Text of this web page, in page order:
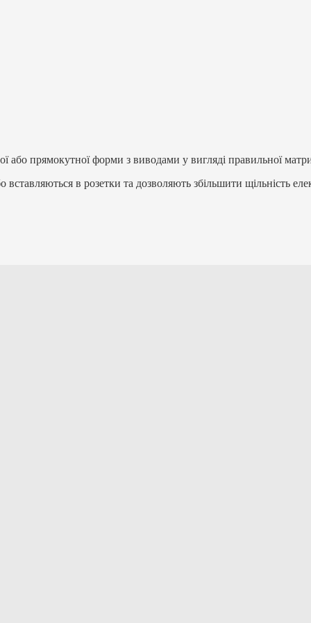
прямокутної форми з виводами у вигляді правильної
в розетки та дозволяють збільшити щільність